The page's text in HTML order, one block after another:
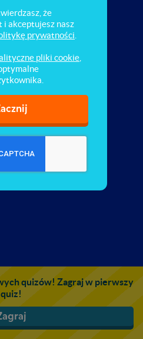
quizów! Zagraj w pierwszy
quiz!
że
i akceptujesz nasz
prywatności
pliki cookie